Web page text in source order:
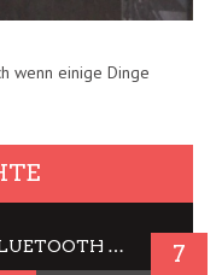
wenn einige Dinge
JBL TUNE 720BT: OVER EAR BLUETOOTH KOPFHÖRER UM DIE 50,-€ IM DAUER-TEST 7